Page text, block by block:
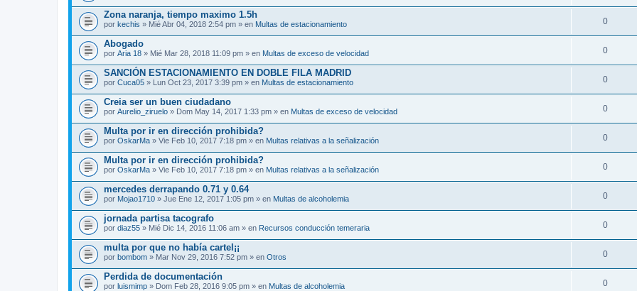
t
Zona naranja, tiempo maximo 1.5h
por kechis » Mié Abr 04, 2018 2:54 pm » en Multas de estacionamiento 0
Abogado
por Aria 18 » Mié Mar 28, 2018 11:09 pm » en Multas de exceso de velocidad 0
SANCIÓN ESTACIONAMIENTO EN DOBLE FILA MADRID
por Cuca05 » Lun Oct 23, 2017 3:39 pm » en Multas de estacionamiento 0
Creia ser un buen ciudadano
por Aurelio_ziruelo » Dom May 14, 2017 1:33 pm » en Multas de exceso de velocidad 0
Multa por ir en dirección prohibida?
por OskarMa » Vie Feb 10, 2017 7:18 pm » en Multas relativas a la señalización 0
Multa por ir en dirección prohibida?
por OskarMa » Vie Feb 10, 2017 7:18 pm » en Multas relativas a la señalización 0
mercedes derrapando 0.71 y 0.64
por Mojao1710 » Jue Ene 12, 2017 1:05 pm » en Multas de alcoholemia 0
jornada partisa tacografo
por diaz55 » Mié Dic 14, 2016 11:06 am » en Recursos conducción temeraria 0
multa por que no había cartel¡¡
por bombom » Mar Nov 29, 2016 7:52 pm » en Otros 0
Perdida de documentación
por luismimp » Dom Feb 28, 2016 9:05 pm » en Multas de alcoholemia 0